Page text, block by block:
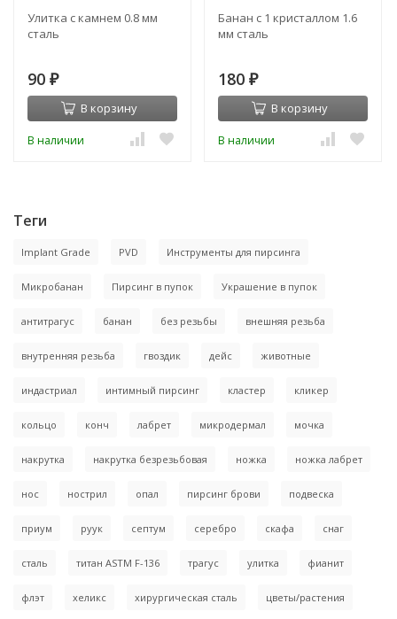
Улитка с камнем 0.8 мм
сталь
90 ₽
В корзину
В наличии
Банан с 1 кристаллом 1.6
мм сталь
180 ₽
В корзину
В наличии
Теги
Implant Grade PVD Инструменты для пирсинга
Микробанан Пирсинг в пупок Украшение в пупок
антитрагус банан без резьбы внешняя резьба
внутренняя резьба гвоздик дейс животные
индастриал интимный пирсинг кластер кликер
кольцо конч лабрет микродермал мочка
накрутка накрутка безрезьбовая ножка ножка лабрет
нос нострил опал пирсинг брови подвеска
приум руук септум серебро скафа снаг
сталь титан ASTM F-136 трагус улитка фианит
флэт хеликс хирургическая сталь цветы/растения